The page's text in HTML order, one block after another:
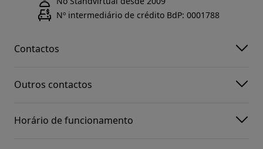
Nº intermediário de crédito BdP: 0001788
Contactos
Outros contactos
Horário de funcionamento